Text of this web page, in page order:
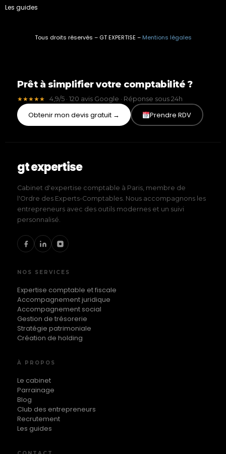
Les guides
Tous droits réservés – GT EXPERTISE – Mentions légales
Prêt à simplifier votre comptabilité ?
★★★★★ 4,9/5 · 120 avis Google · Réponse sous 24h
Obtenir mon devis gratuit → Prendre RDV
gt expertise
Cabinet d'expertise comptable à Paris, membre de
l'Ordre des Experts-Comptables. Nous accompagnons les
entrepreneurs avec des outils modernes et un suivi
personnalisé.
NOS SERVICES
Expertise comptable et fiscale
Accompagnement juridique
Accompagnement social
Gestion de trésorerie
Stratégie patrimoniale
Création de holding
À PROPOS
Le cabinet
Parrainage
Blog
Club des entrepreneurs
Recrutement
Les guides